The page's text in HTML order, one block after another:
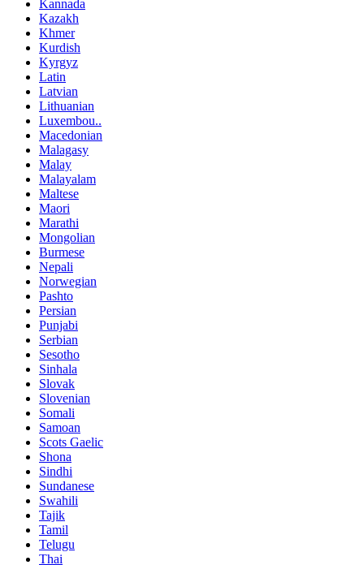
Kannada
Kazakh
Khmer
Kurdish
Kyrgyz
Latin
Latvian
Lithuanian
Luxembou..
Macedonian
Malagasy
Malay
Malayalam
Maltese
Maori
Marathi
Mongolian
Burmese
Nepali
Norwegian
Pashto
Persian
Punjabi
Serbian
Sesotho
Sinhala
Slovak
Slovenian
Somali
Samoan
Scots Gaelic
Shona
Sindhi
Sundanese
Swahili
Tajik
Tamil
Telugu
Thai